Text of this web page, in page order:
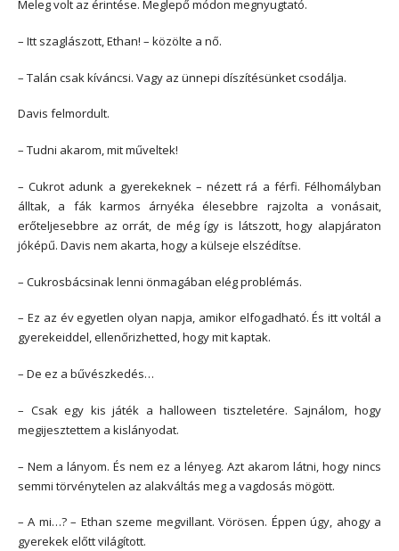
Meleg volt az érintése. Meglepő módon megnyugtató.
– Itt szaglászott, Ethan! – közölte a nő.
– Talán csak kíváncsi. Vagy az ünnepi díszítésünket csodálja.
Davis felmordult.
– Tudni akarom, mit műveltek!
– Cukrot adunk a gyerekeknek – nézett rá a férfi. Félhomályban
álltak, a fák karmos árnyéka élesebbre rajzolta a vonásait,
erőteljesebbre az orrát, de még így is látszott, hogy alapjáraton
jóképű. Davis nem akarta, hogy a külseje elszédítse.
– Cukrosbácsinak lenni önmagában elég problémás.
– Ez az év egyetlen olyan napja, amikor elfogadható. És itt voltál a
gyerekeiddel, ellenőrizhetted, hogy mit kaptak.
– De ez a bűvészkedés…
– Csak egy kis játék a halloween tiszteletére. Sajnálom, hogy
megijesztettem a kislányodat.
– Nem a lányom. És nem ez a lényeg. Azt akarom látni, hogy nincs
semmi törvénytelen az alakváltás meg a vagdosás mögött.
– A mi…? – Ethan szeme megvillant. Vörösen. Éppen úgy, ahogy a
gyerekek előtt világított.